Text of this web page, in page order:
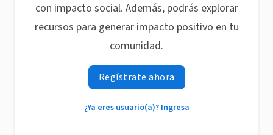
con impacto social. Además, podrás explorar
recursos para generar impacto positivo en tu
comunidad.
Regístrate ahora
¿Ya eres usuario(a)? Ingresa